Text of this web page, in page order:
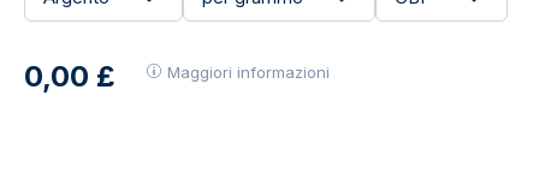
0,00 £ Maggiori informazioni